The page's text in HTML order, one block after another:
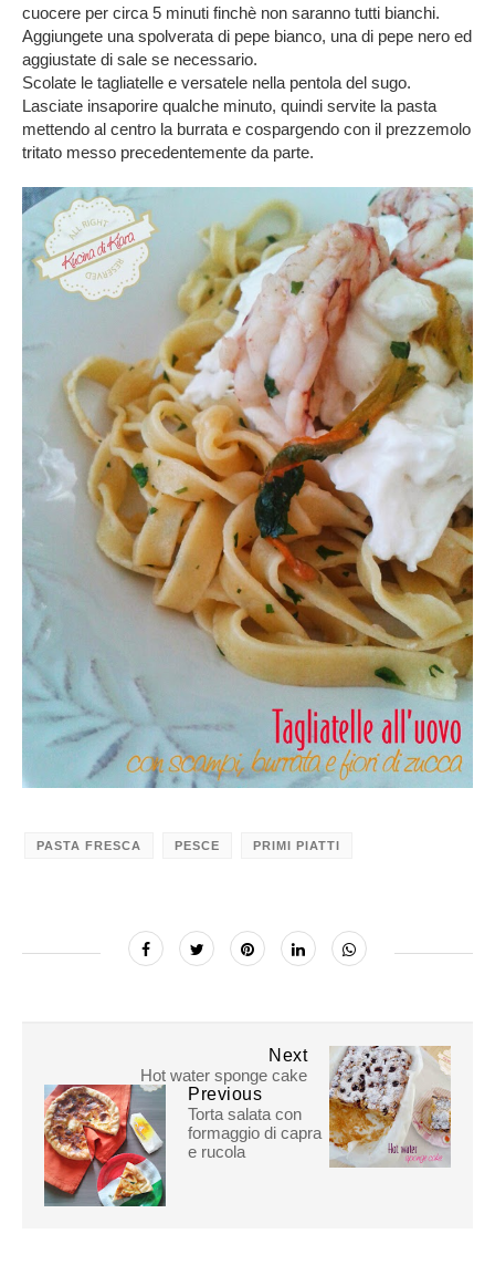
cuocere per circa 5 minuti finchè non saranno tutti bianchi.
Aggiungete una spolverata di pepe bianco, una di pepe nero ed
aggiustate di sale se necessario.
Scolate le tagliatelle e versatele nella pentola del sugo.
Lasciate insaporire qualche minuto, quindi servite la pasta
mettendo al centro la burrata e cospargendo con il prezzemolo
tritato messo precedentemente da parte.
PASTA FRESCA PESCE PRIMI PIATTI
Next
Hot water sponge cake
Previous
Torta salata con
formaggio di capra
e rucola